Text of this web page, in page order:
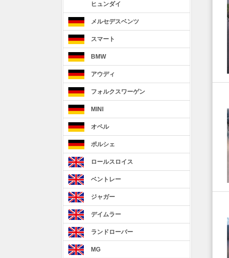
ヒュンダイ
メルセデスベンツ
スマート
BMW
アウディ
フォルクスワーゲン
MINI
オペル
ポルシェ
ロールスロイス
ベントレー
ジャガー
デイムラー
ランドローバー
MG